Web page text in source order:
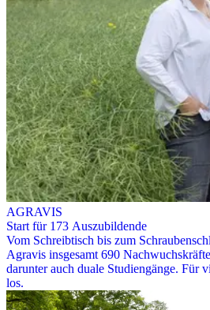
AGRAVIS
Start für 173 Auszubildende
Vom Schreibtisch bis zum
Agravis insgesamt 690
darunter auch duale Studiengänge. Für
los.